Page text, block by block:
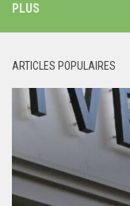
PLUS
ARTICLES POPULAIRES